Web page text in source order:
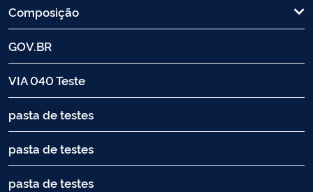
Composição
GOV.BR
VIA 040 Teste
pasta de testes
pasta de testes
pasta de testes